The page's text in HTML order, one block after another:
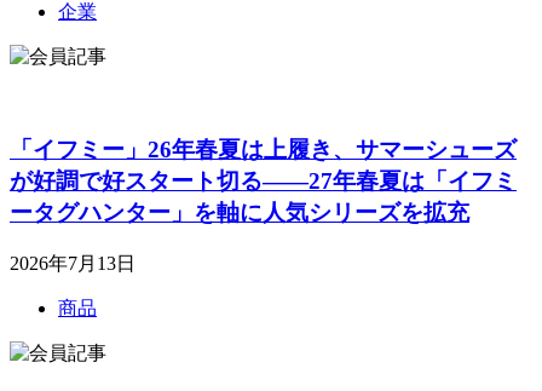
企業
「イフミー」26年春夏は上履き、サマーシューズ
が好調で好スタート切る――27年春夏は「イフミ
ータグハンター」を軸に人気シリーズを拡充
2026年7月13日
商品